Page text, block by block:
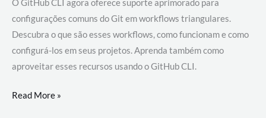
O GitHub CLI agora oferece suporte aprimorado para
configurações comuns do Git em workflows triangulares.
Descubra o que são esses workflows, como funcionam e como
configurá-los em seus projetos. Aprenda também como
aproveitar esses recursos usando o GitHub CLI.
GitHub
Read More »